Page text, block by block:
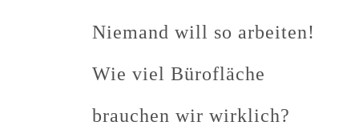
Niemand will so arbeiten!
Wie viel Bürofläche
brauchen wir wirklich?